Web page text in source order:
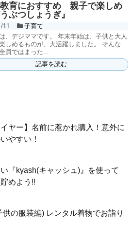
育におすすめ 親子で楽しめ
ぶつしょうぎ』
11
子育て
、デジママです。 年末年始は、子供と大人
しめるものが、大活躍しました。 そんな
員ではまった...
記事を読む
イヤー】名前に惹かれ購入！意外に
やすい！
『kyash(キャッシュ)』を使って
めよう‼︎
供の服装編) レンタル着物でお詣り